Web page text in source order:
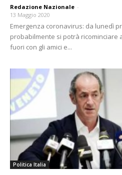
Redazione Nazionale -
13 Maggio 2020
Emergenza coronavirus: da lunedì
probabilmente si potrà ricominciare
fuori con gli amici e...
Politica Italia